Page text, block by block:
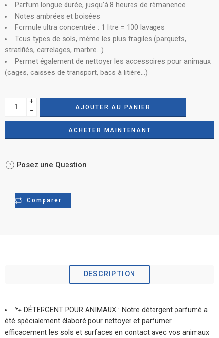
Parfum longue durée, jusqu’à 8 heures de rémanence
Notes ambrées et boisées
Formule ultra concentrée : 1 litre = 100 lavages
Tous types de sols, même les plus fragiles (parquets,
stratifiés, carrelages, marbre…)
Permet également de nettoyer les accessoires pour animaux
(cages, caisses de transport, bacs à litière…)
+
−
AJOUTER AU PANIER
ACHETER MAINTENANT
Posez une Question
Comparer
DESCRIPTION
🐾 DÉTERGENT POUR ANIMAUX : Notre détergent parfumé a
été spécialement élaboré pour nettoyer et parfumer
efficacement les sols et surfaces en contact avec vos animaux